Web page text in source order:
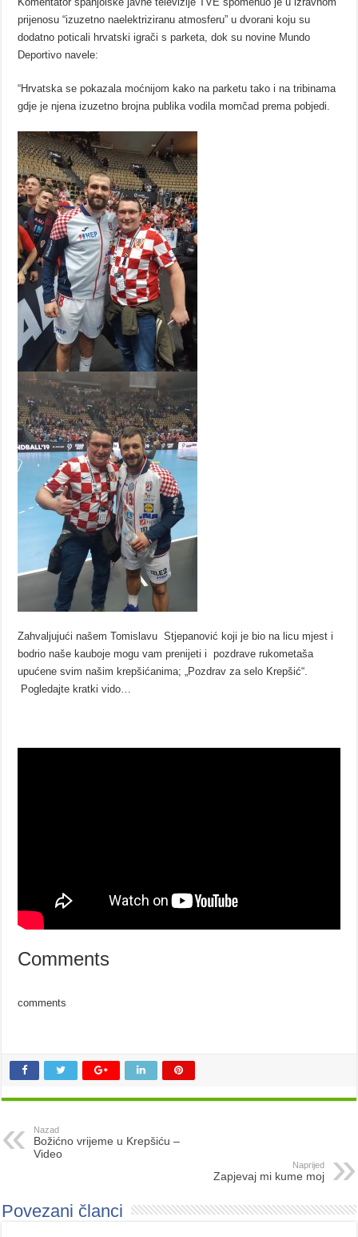
prijenosu “izuzetno naelektriziranu atmosferu” u dvorani koju su
dodatno poticali hrvatski igrači s parketa, dok su novine Mundo
Deportivo navele:
“Hrvatska se pokazala moćnijom kako na parketu tako i na tribinama
gdje je njena izuzetno brojna publika vodila momčad prema pobjedi.
Zahvaljujući našem Tomislavu Stjepanović koji je bio na licu mjest i
bodrio naše kauboje mogu vam prenijeti i pozdrave rukometaša
upućene svim našim krepšićanima; „Pozdrav za selo Krepšić“.
Pogledajte kratki vido…
Comments
comments
Nazad
Božićno vrijeme u Krepšiću –
Video
Naprijed
Zapjevaj mi kume moj
Povezani članci